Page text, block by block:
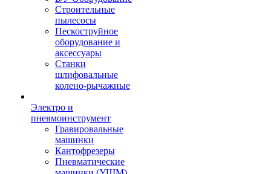
Строительные
пылесосы
Пескоструйное
оборудование и
аксессуары
Станки
шлифовальные
колено-рычажные
Электро и
пневмоинструмент
Гравировальные
машинки
Кантофрезеры
Пневматические